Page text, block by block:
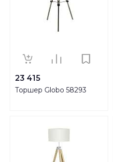
23 415
Торшер Globo 58293